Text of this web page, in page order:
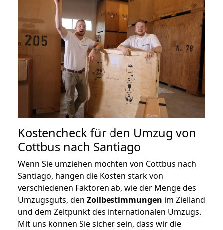
Kostencheck für den Umzug von
Cottbus nach Santiago
Wenn Sie umziehen möchten von Cottbus nach
Santiago, hängen die Kosten stark von
verschiedenen Faktoren ab, wie der Menge des
Umzugsguts, den Zollbestimmungen im Zielland
und dem Zeitpunkt des internationalen Umzugs.
Mit uns können Sie sicher sein, dass wir die